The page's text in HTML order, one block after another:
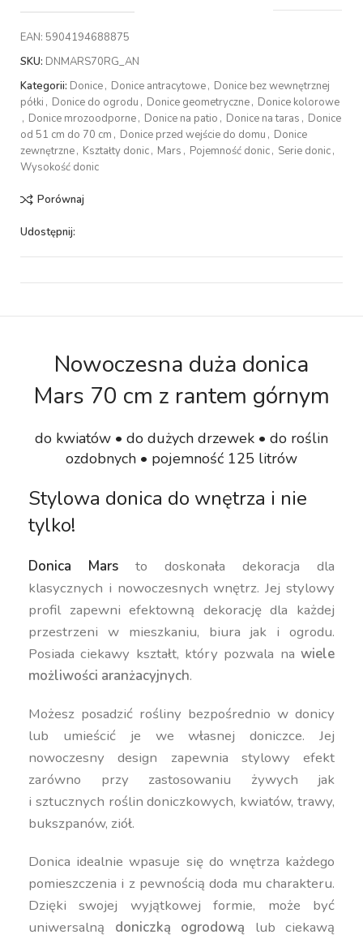
EAN: 5904194688875
SKU: DNMARS70RG_AN
Kategorii: Donice, Donice antracytowe, Donice bez wewnętrznej
półki , Donice do ogrodu , Donice geometryczne, Donice kolorowe
, Donice mrozoodporne, Donice na patio , Donice na taras , Donice
od 51 cm do 70 cm , Donice przed wejście do domu , Donice
zewnętrzne, Kształty donic, Mars , Pojemność donic, Serie donic,
Wysokość donic
Porównaj
Udostępnij:
Nowoczesna duża donica
Mars 70 cm z rantem górnym
do kwiatów • do dużych drzewek • do roślin
ozdobnych • pojemność 125 litrów
Stylowa donica do wnętrza i nie
tylko!
Donica Marsto doskonała dekoracja dla
klasycznych i nowoczesnych wnętrz. Jej stylowy
profil zapewni efektowną dekorację dla każdej
przestrzeni w mieszkaniu, biura jak i ogrodu.
Posiada ciekawy kształt, który pozwala na wiele
możliwości aranżacyjnych.
Możesz posadzić rośliny bezpośrednio w donicy
lub umieścić je we własnej doniczce. Jej
nowoczesny design zapewnia stylowy efekt
zarówno przy zastosowaniu żywych jak
i sztucznych roślin doniczkowych, kwiatów, trawy,
bukszpanów, ziół.
Donica idealnie wpasuje się do wnętrza każdego
pomieszczenia i z pewnością doda mu charakteru.
Dzięki swojej wyjątkowej formie, może być
uniwersalną doniczką ogrodową lub ciekawą